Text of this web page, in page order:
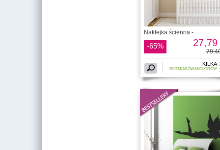
Naklejka ścienna -
-65% 27,79
KILKA
ROZMIARÓW&KOLORÓW